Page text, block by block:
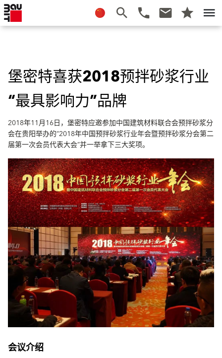
堡密特喜获2018预拌砂浆行业
“最具影响力”品牌
2018年11月16日，堡密特应邀参加中国建筑材料联合会预拌砂浆分
会在贵阳举办的“2018年中国预拌砂浆行业年会暨预拌砂浆分会第二
届第一次会员代表大会”并一举拿下三大奖项。
会议介绍